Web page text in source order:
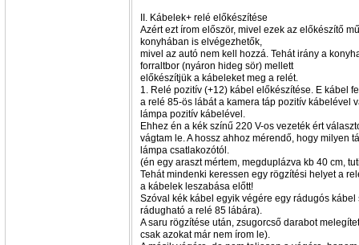
II. Kábelek+ relé előkészítése
Azért ezt írom először, mivel ezek az előkészítő
konyhában is elvégezhetők,
mivel az autó nem kell hozzá. Tehát irány a
forraltbor (nyáron hideg sör) mellett
előkészítjük a kábeleket meg a relét.
1. Relé pozitív (+12) kábel előkészítése. E kábel
a relé 85-ös lábát a kamera táp pozitív kábelével
lámpa pozitív kábelével.
Ehhez én a kék színű 220 V-os vezeték ért
vágtam le. A hossz ahhoz mérendő, hogy milyen
lámpa csatlakozótól.
(én egy araszt mértem, megduplázva kb 40 cm,
Tehát mindenki keressen egy rögzítési helyet a
a kábelek leszabása előtt!
Szóval kék kábel egyik végére egy rádugós
rádugható a relé 85 lábára).
A saru rögzítése után, zsugorcső darabot
csak azokat már nem írom le).